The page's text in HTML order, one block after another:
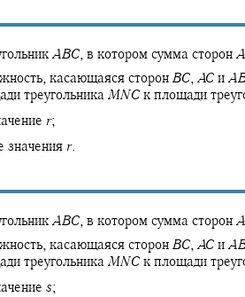
ABC, в котором сумма сторон A
касающаяся сторон BC, AC и A
треугольника MNC к площади
r;
значения r.
ABC, в котором сумма сторон A
касающаяся сторон BC, AC и A
треугольника MNC к площади
s;